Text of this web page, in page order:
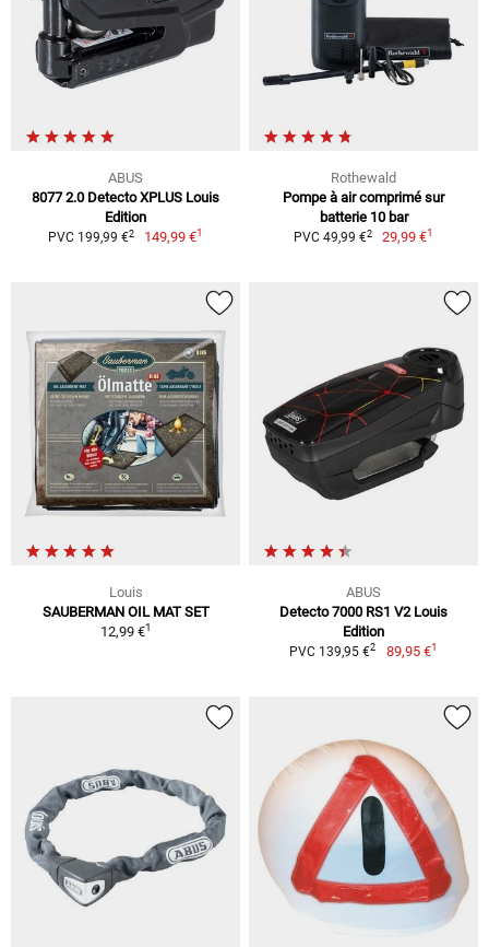
ABUS
8077 2.0 Detecto XPLUS Louis
Edition
PVC 199,99 €2 149,99 €1
Rothewald
Pompe à air comprimé sur
batterie 10 bar
PVC 49,99 €2 29,99 €1
Louis
SAUBERMAN OIL MAT SET
12,99 €1
ABUS
Detecto 7000 RS1 V2 Louis
Edition
PVC 139,95 €2 89,95 €1